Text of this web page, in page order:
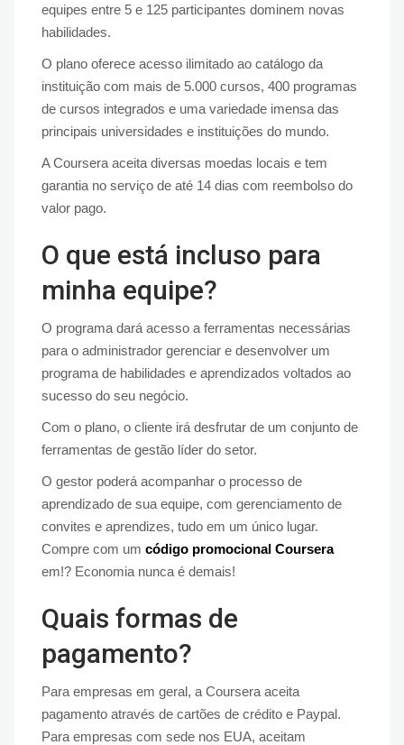
equipes entre 5 e 125 participantes dominem novas
habilidades.
O plano oferece acesso ilimitado ao catálogo da
instituição com mais de 5.000 cursos, 400 programas
de cursos integrados e uma variedade imensa das
principais universidades e instituições do mundo.
A Coursera aceita diversas moedas locais e tem
garantia no serviço de até 14 dias com reembolso do
valor pago.
O que está incluso para
minha equipe?
O programa dará acesso a ferramentas necessárias
para o administrador gerenciar e desenvolver um
programa de habilidades e aprendizados voltados ao
sucesso do seu negócio.
Com o plano, o cliente irá desfrutar de um conjunto de
ferramentas de gestão líder do setor.
O gestor poderá acompanhar o processo de
aprendizado de sua equipe, com gerenciamento de
convites e aprendizes, tudo em um único lugar.
Compre com um código promocional Coursera
em!? Economia nunca é demais!
Quais formas de
pagamento?
Para empresas em geral, a Coursera aceita
pagamento através de cartões de crédito e Paypal.
Para empresas com sede nos EUA, aceitam